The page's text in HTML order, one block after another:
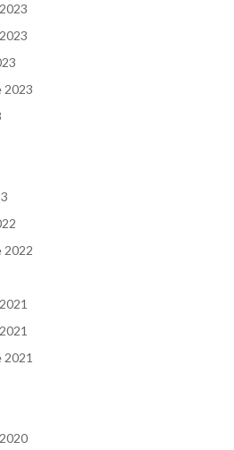
2023
2022
2021